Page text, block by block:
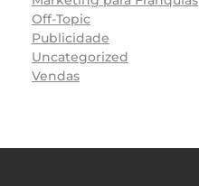
Off-Topic
Publicidade
Uncategorized
Vendas